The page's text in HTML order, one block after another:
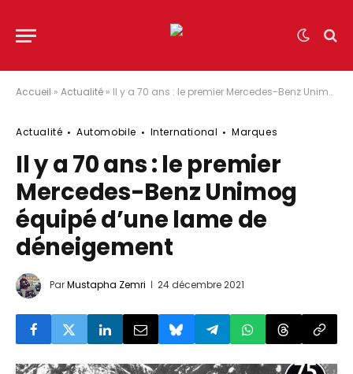
Accueil » Actualité » Il y a 70 ans : le premier Mercedes-Benz Unimog équipé d’une lame de déneigement
Actualité Automobile International Marques
Il y a 70 ans : le premier
Mercedes-Benz Unimog
équipé d’une lame de
déneigement
ParMustapha Zemri 24 décembre 2021